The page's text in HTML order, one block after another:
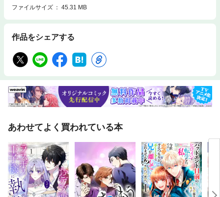
ファイルサイズ
45.31 MB
作品をシェアする
あわせてよく買われている本